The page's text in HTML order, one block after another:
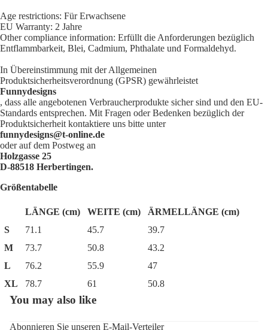
Age restrictions: Für Erwachsene
EU Warranty: 2 Jahre
Other compliance information: Erfüllt die Anforderungen bezüglich
Entflammbarkeit, Blei, Cadmium, Phthalate und Formaldehyd.
In Übereinstimmung mit der Allgemeinen
Produktsicherheitsverordnung (GPSR) gewährleistet
Funnydesigns
, dass alle angebotenen Verbraucherprodukte sicher sind und den EU-
Standards entsprechen. Mit Fragen oder Bedenken bezüglich der
Produktsicherheit kontaktiere uns bitte unter
funnydesigns@t-online.de
oder auf dem Postweg an
Holzgasse 25
D-88518 Herbertingen.
Größentabelle
LÄNGE (cm) WEITE (cm)
ÄRMELLÄNGE (cm)
S
71.1 45.7
39.7
M
73.7 50.8
43.2
L
76.2 55.9
47
XL
78.7 61 50.8
You may also like
Abonnieren Sie unseren E-Mail-Verteiler
Datenschutzerklärung